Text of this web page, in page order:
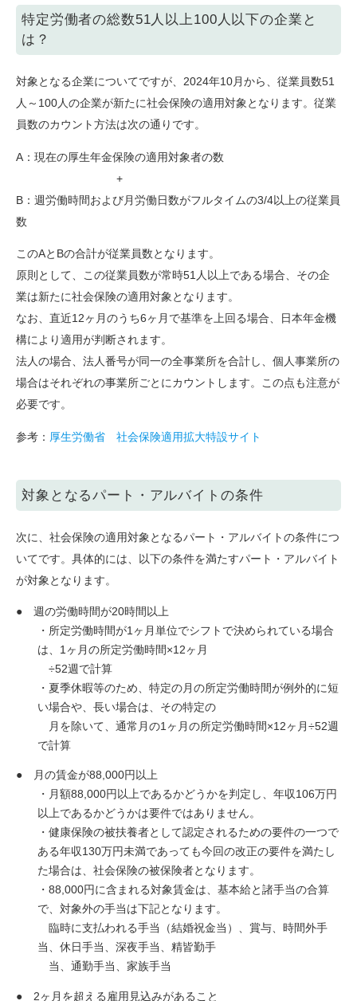
特定労働者の総数51人以上100人以下の企業と
は？
対象となる企業についてですが、2024年10月から、従業員数51
人～100人の企業が新たに社会保険の適用対象となります。従業
員数のカウント方法は次の通りです。
A：現在の厚生年金保険の適用対象者の数
+
B：週労働時間および月労働日数がフルタイムの3/4以上の従業員
数
このAとBの合計が従業員数となります。
原則として、この従業員数が常時51人以上である場合、その企
業は新たに社会保険の適用対象となります。
なお、直近12ヶ月のうち6ヶ月で基準を上回る場合、日本年金機
構により適用が判断されます。
法人の場合、法人番号が同一の全事業所を合計し、個人事業所の
場合はそれぞれの事業所ごとにカウントします。この点も注意が
必要です。
参考： 厚生労働省 社会保険適用拡大特設サイト
対象となるパート・アルバイトの条件
次に、社会保険の適用対象となるパート・アルバイトの条件につ
いてです。具体的には、以下の条件を満たすパート・アルバイト
が対象となります。
週の労働時間が20時間以上
・所定労働時間が1ヶ月単位でシフトで決められている場合
は、1ヶ月の所定労働時間×12ヶ月
÷52週で計算
・夏季休暇等のため、特定の月の所定労働時間が例外的に短
い場合や、長い場合は、その特定の
月を除いて、通常月の1ヶ月の所定労働時間×12ヶ月÷52週
で計算
月の賃金が88,000円以上
・月額88,000円以上であるかどうかを判定し、年収106万円
以上であるかどうかは要件ではありません。
・健康保険の被扶養者として認定されるための要件の一つで
ある年収130万円未満であっても今回の改正の要件を満たし
た場合は、社会保険の被保険者となります。
・88,000円に含まれる対象賃金は、基本給と諸手当の合算
で、対象外の手当は下記となります。
臨時に支払われる手当（結婚祝金当）、賞与、時間外手
当、休日手当、深夜手当、精皆勤手
当、通勤手当、家族手当
2ヶ月を超える雇用見込みがあること